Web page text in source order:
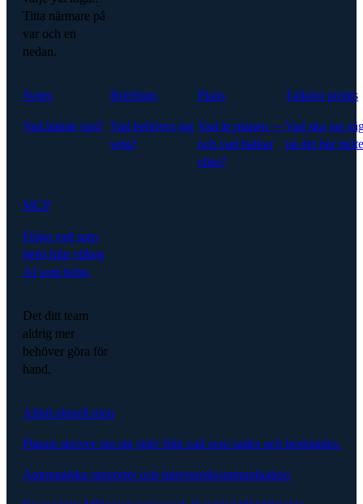
Titta närmare på
var och en
nedan.
Notes
Vad hände just?
Briefings
Vad behöver jag
veta?
Plans
Vad är planen —
och vad halkar
efter?
Talking points
Vad ska jag
på det här
MCP
Fråga vad som
helst från vilken
AI som helst.
Det ditt team
aldrig mer
behöver göra för
hand.
Alltid aktuell plan
Planen skriver om sig själv från vad som sades och beslutades.
Automatiska rapporter och intressentkommunikation